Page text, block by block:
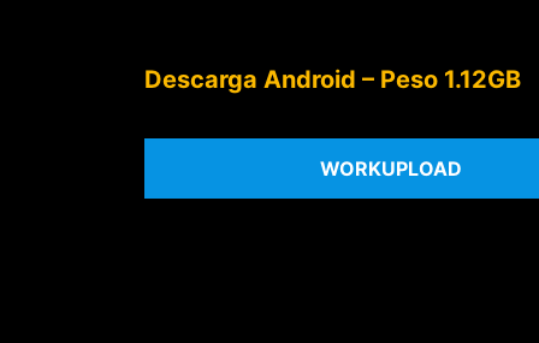
Descarga Android – Peso 1.12GB
WORKUPLOAD